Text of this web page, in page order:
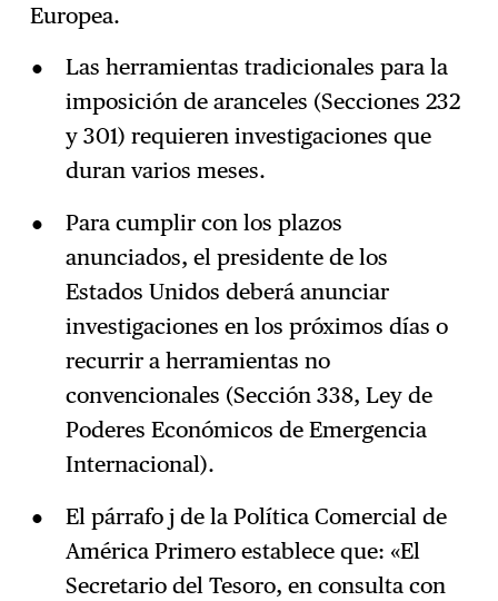
Europea.
Las herramientas tradicionales para la
imposición de aranceles (Secciones 232
y 301) requieren investigaciones que
duran varios meses.
Para cumplir con los plazos
anunciados, el presidente de los
Estados Unidos deberá anunciar
investigaciones en los próximos días o
recurrir a herramientas no
convencionales (Sección 338, Ley de
Poderes Económicos de Emergencia
Internacional).
El párrafo j de la Política Comercial de
América Primero establece que: «El
Secretario del Tesoro, en consulta con